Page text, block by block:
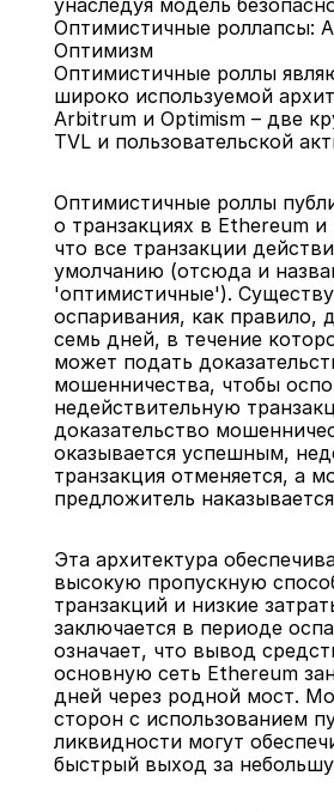
унаследуя модель
Оптимистичные роллапсы:
Оптимизм
Оптимистичные роллы
широко используемой
Arbitrum и Optimism – две
TVL и пользовательской
Оптимистичные роллы
о транзакциях в Ethereum
что все транзакции
умолчанию (отсюда и
'оптимистичные').
оспаривания, как правило,
семь дней, в течение
может подать
мошенничества, чтобы
недействительную
доказательство
оказывается успешным,
транзакция отменяется, а
предложитель
Эта архитектура
высокую пропускную
транзакций и низкие
заключается в периоде
означает, что вывод
основную сеть Ethereum
дней через родной мост.
сторон с использованием
ликвидности могут
быстрый выход за